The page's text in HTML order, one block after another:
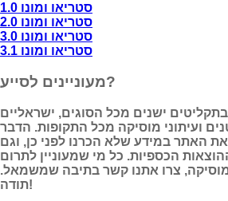
סטריאו ומונו 1.0
סטריאו ומונו 2.0
סטריאו ומונו 3.0
סטריאו ומונו 3.1
מעוניינים לסייע?
בתקליטים ישנים מכל הסוגים, ישראליים
ועיתוני מוסיקה מכל התקופות. הדבר
את האתר במידע שלא הכרנו לפני כן, וגם
הכספיות. כל מי שמעוניין לתרום
מוסיקה, צרו אתנו קשר בתיבה שמשמאל.
תודה!